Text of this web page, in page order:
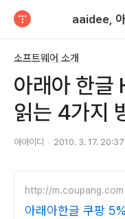
소프트웨어 소개
아래아 한글
읽는 4가지
아아이디 2010. 3. 17. 20:37
http://m.coupang.com
아래아한글 쿠팡